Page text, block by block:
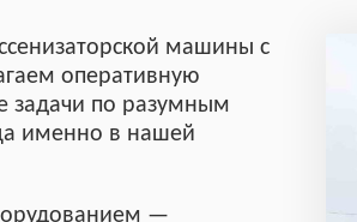
машины с
оперативную
задачи по разумным
именно в нашей
—